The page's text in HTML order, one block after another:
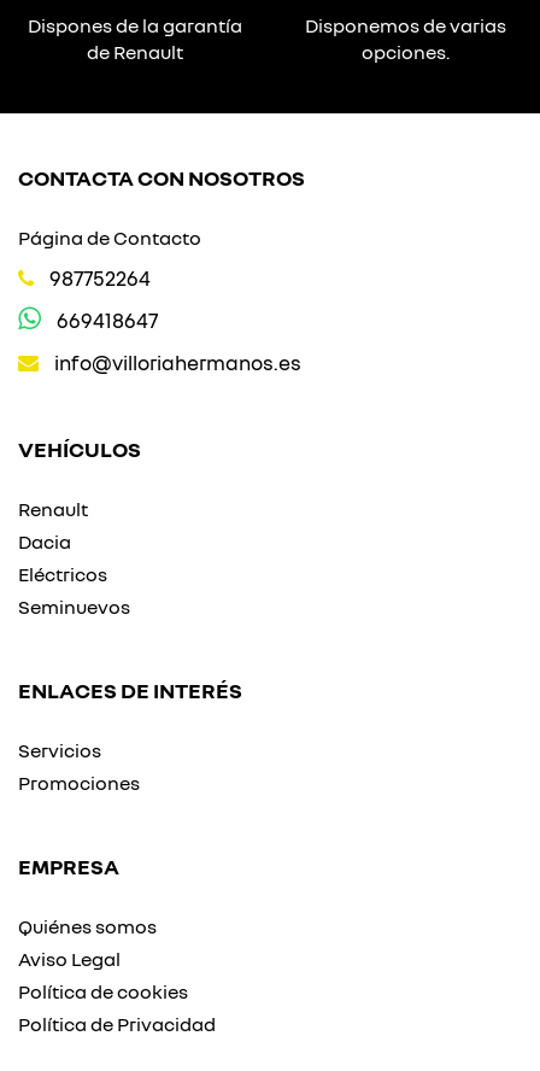
Dispones de la garantía
de Renault
Disponemos de varias
opciones.
CONTACTA CON NOSOTROS
Página de Contacto
987752264
669418647
info@villoriahermanos.es
VEHÍCULOS
Renault
Dacia
Eléctricos
Seminuevos
ENLACES DE INTERÉS
Servicios
Promociones
EMPRESA
Quiénes somos
Aviso Legal
Política de cookies
Política de Privacidad